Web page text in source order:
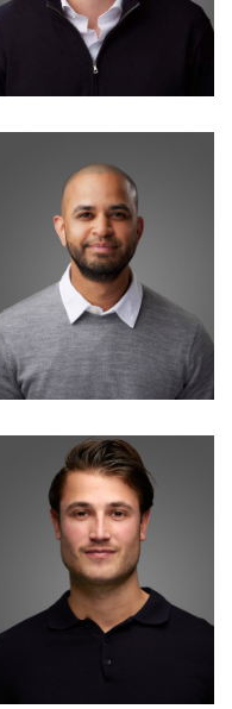
Consultant
Tim Keukenbring
Consultant
Surin Kamta
Sales Support